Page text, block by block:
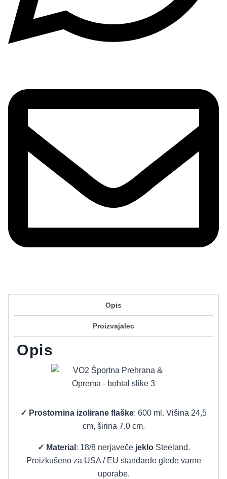
Opis
Proizvajalec
Opis
✓ Prostornina izolirane flaške: 600 ml. Višina 24,5
cm, širina 7,0 cm.
✓ Material : 18/8 nerjaveče jeklo Steeland.
Preizkušeno za USA / EU standarde glede varne
uporabe.